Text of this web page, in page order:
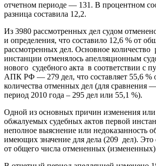
отчетном периоде — 131. В процентном
разница составила 12,2.
Из 3980 рассмотренных дел судом
и определения, что составило 12,6 % от
рассмотренных дел. Основное
инстанции отменялось апелляционным
нового судебного акта в соответствии с
АПК РФ — 279 дел, что составляет 55,6 %
количества отменных дел (для сравнения
период 2010 года – 295 дел или 55,1 %).
Одной из основных причин изменения
обжалуемых судебных актов первой
неполное выяснение или недоказанность
имеющих значение для дела (209 дел). Это
от общего числа отмененных (измененных)